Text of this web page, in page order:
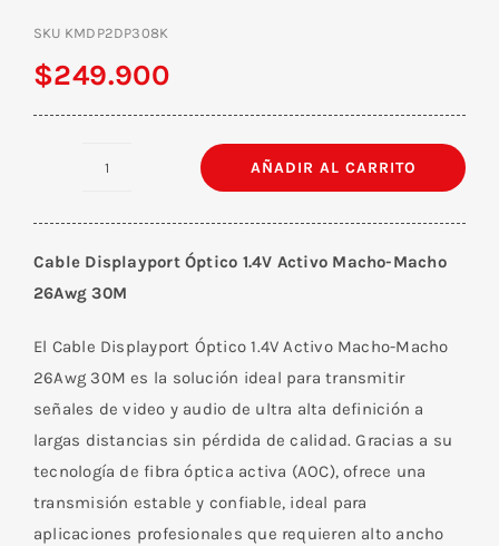
SKU KMDP2DP308K
$249.900
1.4V
Activo
Macho-
Macho
26Awg
30M
cantidad
AÑADIR AL CARRITO
Cable Displayport Óptico 1.4V Activo Macho-Macho
26Awg 30M
El Cable Displayport Óptico 1.4V Activo Macho-Macho
26Awg 30M es la solución ideal para transmitir
señales de video y audio de ultra alta definición a
largas distancias sin pérdida de calidad. Gracias a su
tecnología de fibra óptica activa (AOC), ofrece una
transmisión estable y confiable, ideal para
aplicaciones profesionales que requieren alto ancho